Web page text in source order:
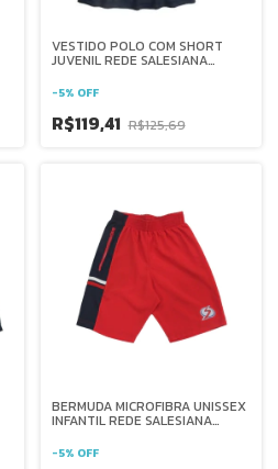
VESTIDO POLO COM SHORT
JUVENIL REDE SALESIANA
-5% OFF
R$119,41 R$125,69
BERMUDA MICROFIBRA UNISSEX
INFANTIL REDE SALESIANA
-5% OFF